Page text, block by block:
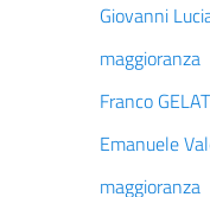
Giovanni
maggioranza
Franco
Emanuele
maggioranza